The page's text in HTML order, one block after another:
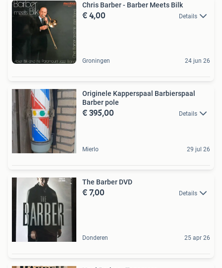
Chris Barber - Barber Meets Bilk
€ 4,00 Details
Groningen 24 jun 26
Originele Kapperspaal Barbierspaal
Barber pole
€ 395,00 Details
Mierlo 29 jul 26
The Barber DVD
€ 7,00 Details
Donderen 25 apr 26